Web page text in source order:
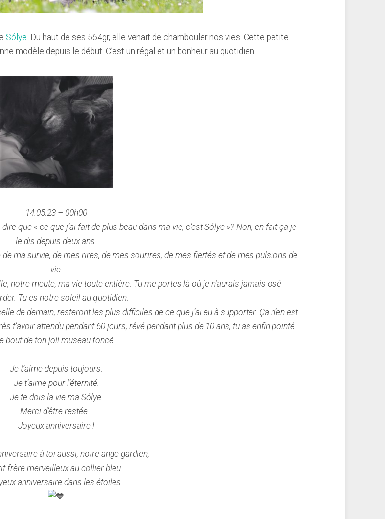
Sólye. Du haut de ses 564gr, elle venait de chambouler nos vies. Cette petite
modèle depuis le début. C’est un régal et un bonheur au quotidien.
14.05.23 – 00h00
que « ce que j’ai fait de plus beau dans ma vie, c’est Sólye »? Non, en fait ça je
le dis depuis deux ans.
de ma survie, de mes rires, de mes sourires, de mes fiertés et de mes pulsions de
vie.
notre meute, ma vie toute entière. Tu me portes là où je n’aurais jamais osé
Tu es notre soleil au quotidien.
de demain, resteront les plus difficiles de ce que j’ai eu à supporter. Ça n’en est
t’avoir attendu pendant 60 jours, rêvé pendant plus de 10 ans, tu as enfin pointé
bout de ton joli museau foncé.
Je t’aime depuis toujours.
Je t’aime pour l’éternité.
Je te dois la vie ma Sólye.
Merci d’être restée…
Joyeux anniversaire !
à toi aussi, notre ange gardien,
frère merveilleux au collier bleu.
anniversaire dans les étoiles.